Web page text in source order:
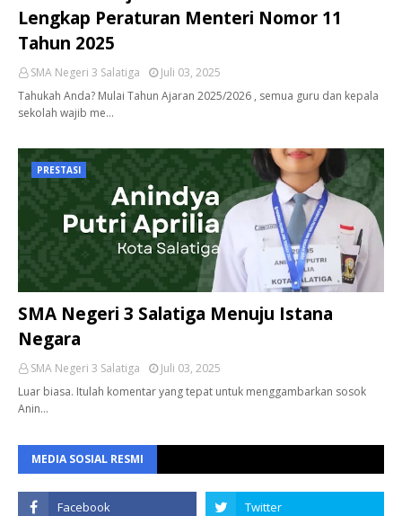
Lengkap Peraturan Menteri Nomor 11
Tahun 2025
SMA Negeri 3 Salatiga
Juli 03, 2025
Tahukah Anda? Mulai Tahun Ajaran 2025/2026 , semua guru dan kepala
sekolah wajib me…
PRESTASI
SMA Negeri 3 Salatiga Menuju Istana
Negara
SMA Negeri 3 Salatiga
Juli 03, 2025
Luar biasa. Itulah komentar yang tepat untuk menggambarkan sosok
Anin…
MEDIA SOSIAL RESMI